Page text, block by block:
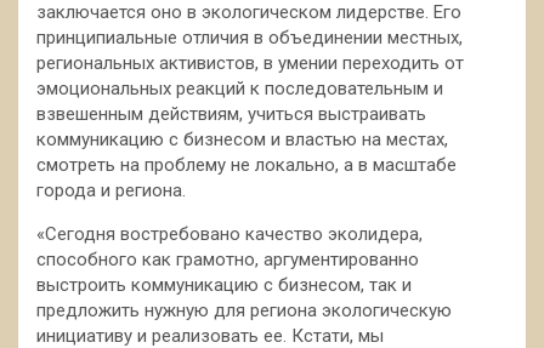
заключается оно в экологическом лидерстве. Его
принципиальные отличия в объединении местных,
региональных активистов, в умении переходить от
эмоциональных реакций к последовательным и
взвешенным действиям, учиться выстраивать
коммуникацию с бизнесом и властью на местах,
смотреть на проблему не локально, а в масштабе
города и региона.
«Сегодня востребовано качество эколидера,
способного как грамотно, аргументированно
выстроить коммуникацию с бизнесом, так и
предложить нужную для региона экологическую
инициативу и реализовать ее. Кстати, мы